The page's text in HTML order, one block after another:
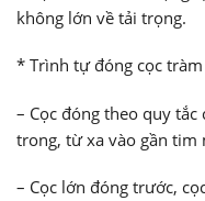
không lớn về tải trọng.
* Trình tự đóng cọc tràm
– Cọc đóng theo quy
trong, từ xa vào gần tim
– Cọc lớn đóng trước,